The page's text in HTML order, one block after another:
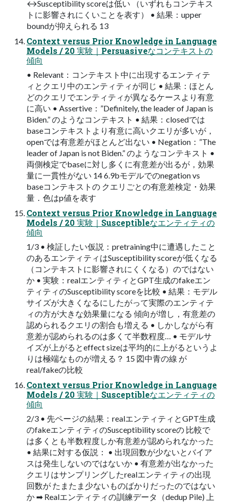
↔Susceptibility scoreは低い （いずれもコンテキス
トに影響されにくいことを表す） • 結果：upper
boundが抑えられる 13
Context versus Prior Knowledge in Language
Models / 20 実験｜Persuasiveなコンテキストの
傾向
• Relevant：コンテキスト中に出現するエンティテ
ィとクエリ中のエンティティが同じ • 結果：ほとん
どのクエリでエンティティが異なるケースより有意
に高い • Assertive：”Definitely, the leader of Japan is
Biden.” のようなコンテキスト • 結果：closedでは
baseコンテキストより有意に高いクエリが多いが，
openでは有意差がほとんど出ない • Negation：”The
leader of Japan is not Biden.” のようなコンテキスト •
両側検定でbaseに対し多くに有意差が出るが，効果
量に一貫性がない 14 6.9bモデルでのnegation vs
baseコンテキストの クエリごとの有意差検定・効果
量．色はp値を表す
Context versus Prior Knowledge in Language
Models / 20 実験｜Susceptibleなエンティティの
傾向
1/3 • 検証したい仮説：pretraining中に遭遇したこと
のあるエンティティはSusceptibility scoreが低くなる
（コンテキストに影響されにくくなる）のではない
か • 実験：realエンティティとGPT生成のfakeエン
ティティのSusceptibility scoreを比較 • 結果：モデル
サイズが大きくなるにしたがって実際のエンティテ
ィの方が大きな効果量になる 傾向が増し，有意差の
認められるクエリの割合も増える • しかしながら有
意差が認められるのは多くて半数程度… • モデルサ
イズが上がるとeffect sizeは平均的に上がるというよ
りは極端なものが増える？ 15 図中青の線 が
real/fakeの比較
Context versus Prior Knowledge in Language
Models / 20 実験｜Susceptibleなエンティティの
傾向
2/3 • 先ページの結果：realエンティティとGPT生成
のfakeエンティティのSusceptibility scoreの 比較で
は多くとも半数程度しか有意差が認められなかった
• 結果に対する仮説： • 出現回数が少ないとバイア
スは発生しないのではないか • 有意差が出なかった
クエリはサンプリングしたrealエンティティの出現
回数が たまたま少ないものばかりだったのではない
か ➡ Realエンティティの訓練データ（dedup Pile) 上